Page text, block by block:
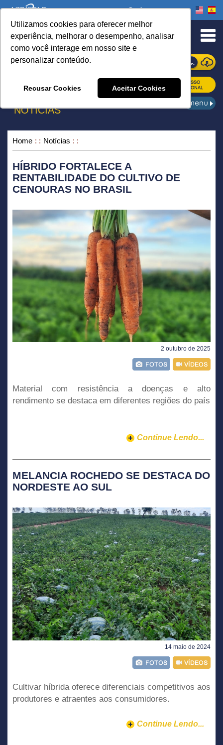
Utilizamos cookies para oferecer melhor
experiência, melhorar o desempenho, analisar
como você interage em nosso site e
personalizar conteúdo.
Recusar Cookies Aceitar Cookies
to Content
Onde comprar
ONDE COMPRAR
NOTÍCIAS
Home Notícias
HÍBRIDO FORTALECE A
RENTABILIDADE DO CULTIVO DE
CENOURAS NO BRASIL
2 outubro de 2025
Material com resistência a doenças e alto
rendimento se destaca em diferentes regiões do país
Continue Lendo...
MELANCIA ROCHEDO SE DESTACA DO
NORDESTE AO SUL
14 maio de 2024
Cultivar híbrida oferece diferenciais competitivos aos
produtores e atraentes aos consumidores.
Continue Lendo...